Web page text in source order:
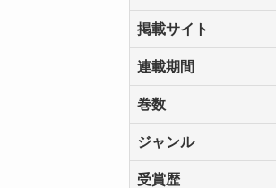
掲載サイト
連載期間
巻数
ジャンル
受賞歴